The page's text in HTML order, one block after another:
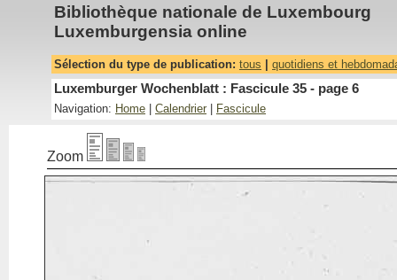
Bibliothèque nationale de Luxembourg
Luxemburgensia online
Sélection du type de publication: tous quotidiens et
Luxemburger Wochenblatt : Fascicule 35 - page 6
Navigation: Home Calendrier Fascicule
Zoom